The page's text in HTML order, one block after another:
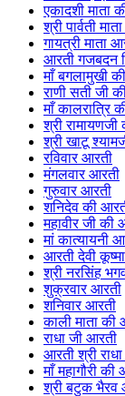
एकादशी माता
श्री पार्वती
गायत्री माता
आरती गजबदन
माँ बगलामुखी
राणी सती जी
माँ कालरात्रि
श्री
श्री खाटू
रविवार आरती
मंगलवार आरती
गुरुवार आरती
शनिदेव की
महावीर जी की
मां कात्यायनी
आरती देवी
श्री नरसिंह
शुक्रवार आरती
शनिवार आरती
काली माता की
राधा जी आरती
आरती श्री राधा
माँ महागौरी की
श्री बटुक भैरव